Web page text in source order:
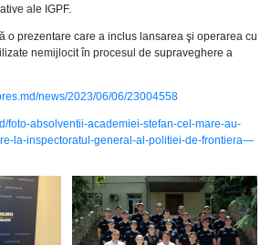
ale IGPF.
o prezentare care a inclus lansarea şi operarea cu
nemijlocit în procesul de supraveghere a
news/2023/06/06/23004558
foto-absolventii-academiei-stefan-cel-mare-au-
la-inspectoratul-general-al-politiei-de-frontiera—